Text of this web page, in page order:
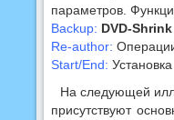
параметров.
Backup: DVD-Shrink
Re-author:
Start/End:
На следующей
присутствуют